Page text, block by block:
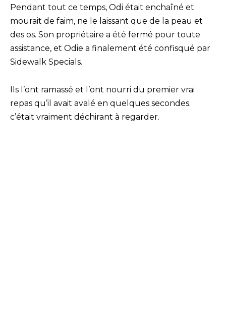
Pendant tout ce temps, Odi était enchaîné et
mourait de faim, ne le laissant que de la peau et
des os. Son propriétaire a été fermé pour toute
assistance, et Odie a finalement été confisqué par
Sidewalk Specials.
Ils l’ont ramassé et l’ont nourri du premier vrai
repas qu’il avait avalé en quelques secondes.
c’était vraiment déchirant à regarder.